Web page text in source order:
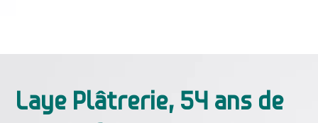
Laye Plâtrerie, 54 ans de